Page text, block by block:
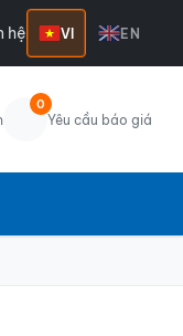
hệ VI EN
0
Yêu cầu báo giá